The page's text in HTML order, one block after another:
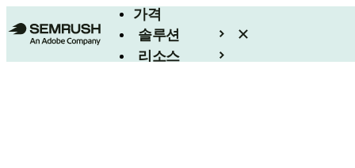
가격
솔루션
리소스